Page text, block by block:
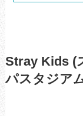
Stray Kids (
パスタジア